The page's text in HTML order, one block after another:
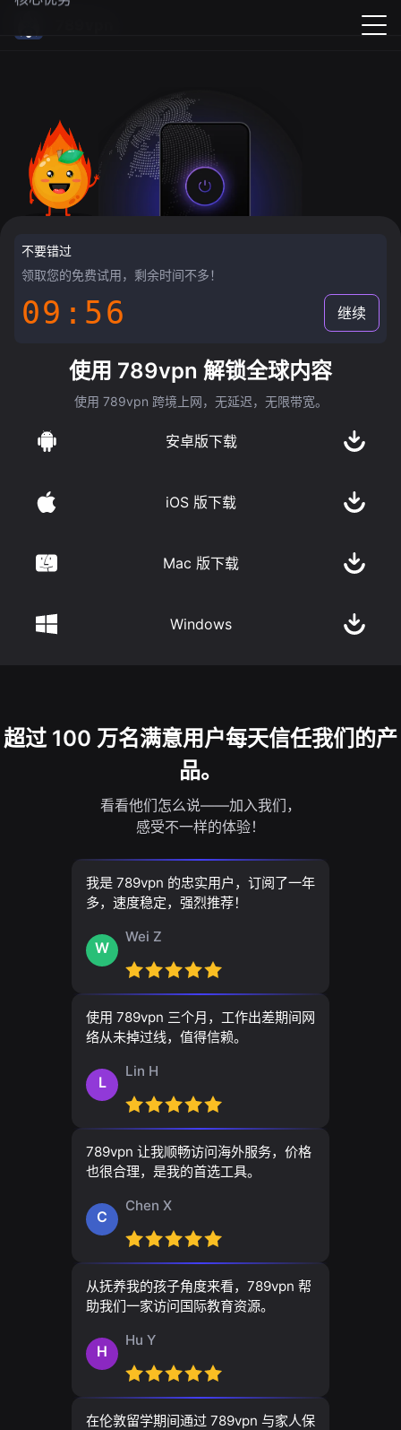
不要错过
领取您的免费试用，剩余时间不多！
09:55 继续
使用 789vpn 解锁全球内容
使用 789vpn 跨境上网，无延迟，无限带宽。
安卓版下载
iOS 版下载
Mac 版下载
Windows
超过 100 万名满意用户每天信任我们的产
品。
看看他们怎么说——加入我们，
感受不一样的体验！
我是 789vpn 的忠实用户，订阅了一年
多，速度稳定，强烈推荐！
W
Wei Z
使用 789vpn 三个月，工作出差期间网
络从未掉过线，值得信赖。
L
Lin H
789vpn 让我顺畅访问海外服务，价格
也很合理，是我的首选工具。
C
Chen X
从抚养我的孩子角度来看，789vpn 帮
助我们一家访问国际教育资源。
H
Hu Y
在伦敦留学期间通过 789vpn 与家人保